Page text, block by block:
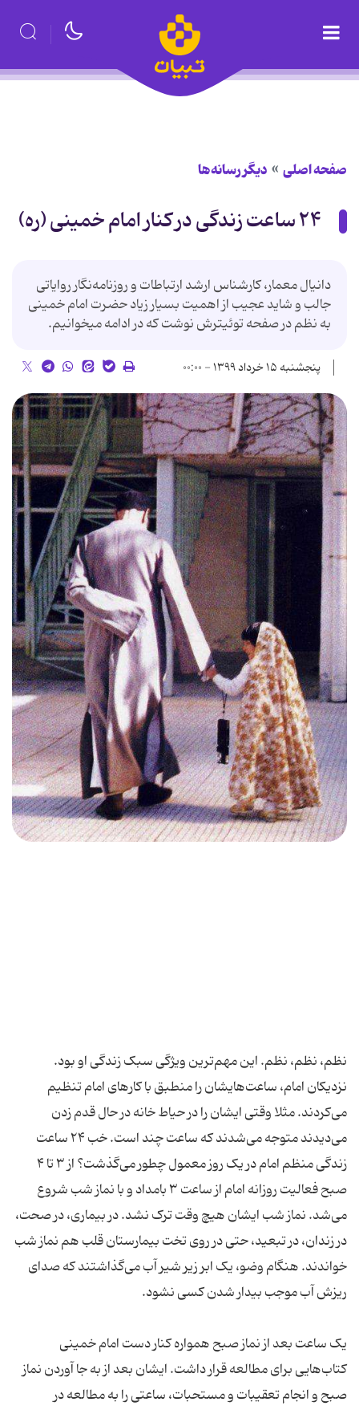
صفحه اصلی دیگر رسانه‌ها
۲۴ ساعت زندگی در کنار امام خمینی (ره)
دانیال معمار، کارشناس ارشد ارتباطات و روزنامه‌نگار روایاتی
جالب و شاید عجیب از اهمیت بسیار زیاد حضرت امام خمینی
به نظم در صفحه توئیترش نوشت که در ادامه میخوانیم.
پنجشنبه ۱۵ خرداد ۱۳۹۹ - ۰۰:۰۰
نظم، نظم، نظم. این مهم‌ترین ویژگی سبک ‌زندگی او بود.
نزدیکان امام، ساعت‌هایشان را منطبق با کارهای امام تنظیم
می‌کردند. مثلا وقتی ایشان را در حیاط خانه در حال قدم زدن
می‌دیدند متوجه می‌شدند که ساعت چند است. خب ۲۴ ساعت
زندگی منظم امام در یک روز معمول چطور می‌گذشت؟ از ۳ تا ۴
صبح فعالیت روزانه امام از ساعت ۳ بامداد و با نماز شب شروع
می‌شد. نماز شب ایشان هیچ وقت ترک نشد. ‌در بیماری، در صحت،
در زندان، در تبعید، حتی در روی تخت بیمارستان قلب هم نماز شب
خواندند. هنگام وضو، یک ابر زیر شیر آب می‌گذاشتند که صدای
یک ساعت بعد از نماز صبح ‌همواره کنار دست امام خمینی
کتاب‌هایی برای مطالعه قرار داشت. ایشان بعد از به جا آوردن نماز
صبح و انجام تعقیبات و مستحبات، ساعتی را به مطالعه در